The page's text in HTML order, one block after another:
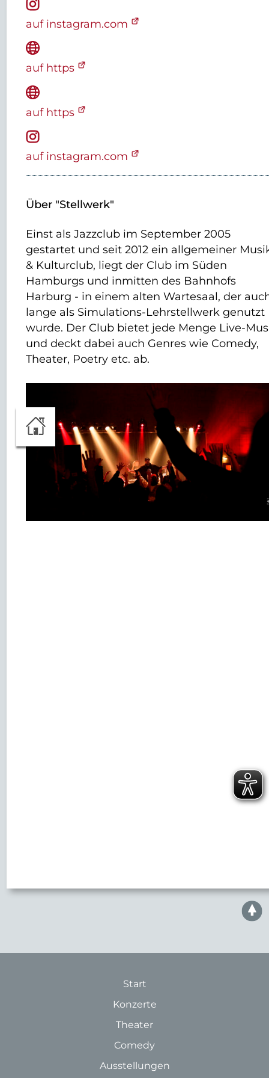
auf instagram.com
auf https
auf https
auf instagram.com
Über "Stellwerk"
Einst als Jazzclub im September 2005
gestartet und seit 2012 ein allgemeiner
& Kulturclub, liegt der Club im Süden
Hamburgs und inmitten des Bahnhofs
Harburg - in einem alten Wartesaal, der
lange als Simulations-Lehrstellwerk genutzt
wurde. Der Club bietet jede Menge Live-
und deckt dabei auch Genres wie Comedy,
Theater, Poetry etc. ab.
Start
Konzerte
Theater
Comedy
Ausstellungen